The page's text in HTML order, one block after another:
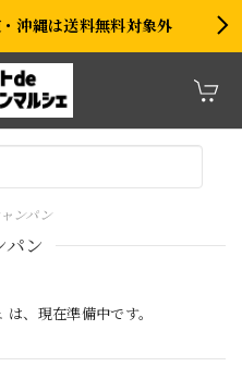
沖縄は送料無料対象外
ンパン
パン
、現在準備中です。